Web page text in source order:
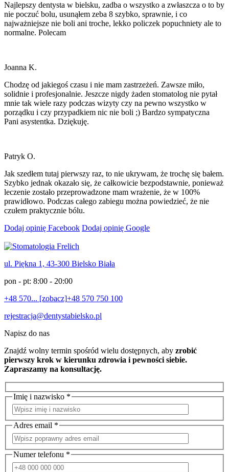
Najlepszy dentysta w bielsku, zadba o wszystko a zwłaszcza o to by
nie poczuć bolu, usunąłem zeba 8 szybko, sprawnie, i co
najważniejsze nie boli ani troche, lekko policzek popuchniety ale to
normalne. Polecam
Joanna K.
Chodzę od jakiegoś czasu i nie mam zastrzeżeń. Zawsze miło,
solidnie i profesjonalnie. Jeszcze nigdy żaden stomatolog nie pytał
mnie tak wiele razy podczas wizyty czy na pewno wszystko w
porządku i czy przypadkiem nic nie boli ;) Bardzo sympatyczna
Pani asystentka. Dziękuję.
Patryk O.
Jak szedłem tutaj pierwszy raz, to nie ukrywam, że trochę się bałem.
Szybko jednak okazało się, że całkowicie bezpodstawnie, ponieważ
leczenie zostało przeprowadzone mam wrażenie, że w 100%
prawidłowo. Podczas całego zabiegu można powiedzieć, że nie
czułem praktycznie bólu.
Dodaj opinię Facebook Dodaj opinię Google
ul. Piękna 1, 43-300 Bielsko Biała
pon - pt: 8:00 - 20:00
+48 570... [zobacz]+48 570 750 100
rejestracja@dentystabielsko.pl
Napisz do nas
Znajdź wolny termin spośród wielu dostępnych, aby zrobić
pierwszy krok w kierunku zdrowia i pewności siebie.
Zapraszamy na konsultację.
Imię i nazwisko *
Adres email *
Numer telefonu *